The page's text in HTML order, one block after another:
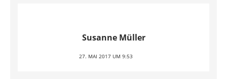
Susanne Müller
27. MAI 2017 UM 9:53